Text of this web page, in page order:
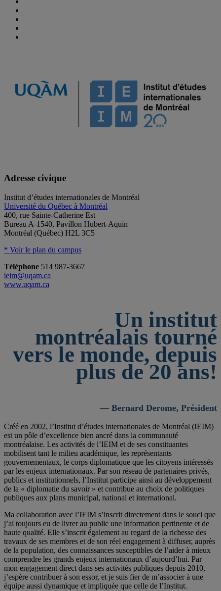
Adresse civique
Institut d’études internationales de Montréal
Université du Québec à Montréal
400, rue Sainte-Catherine Est
Bureau A-1540, Pavillon Hubert-Aquin
Montréal (Québec) H2L 3C5
* Voir le plan du campus
Téléphone 514 987-3667
ieim@uqam.ca
www.uqam.ca
Un institut
montréalais tourné
vers le monde, depuis
plus de 20 ans!
— Bernard Derome, Président
Créé en 2002, l’Institut d’études internationales de Montréal (IEIM)
est un pôle d’excellence bien ancré dans la communauté
montréalaise. Les activités de l’IEIM et de ses constituantes
mobilisent tant le milieu académique, les représentants
gouvernementaux, le corps diplomatique que les citoyens intéressés
par les enjeux internationaux. Par son réseau de partenaires privés,
publics et institutionnels, l’Institut participe ainsi au développement
de la « diplomatie du savoir » et contribue au choix de politiques
publiques aux plans municipal, national et international.
Ma collaboration avec l’IEIM s’inscrit directement dans le souci que
j’ai toujours eu de livrer au public une information pertinente et de
haute qualité. Elle s’inscrit également au regard de la richesse des
travaux de ses membres et de son réel engagement à diffuser, auprès
de la population, des connaissances susceptibles de l’aider à mieux
comprendre les grands enjeux internationaux d’aujourd’hui. Par
mon engagement direct dans ses activités publiques depuis 2010,
j’espère contribuer à son essor, et je suis fier de m’associer à une
équipe aussi dynamique et impliquée que celle de l’Institut.